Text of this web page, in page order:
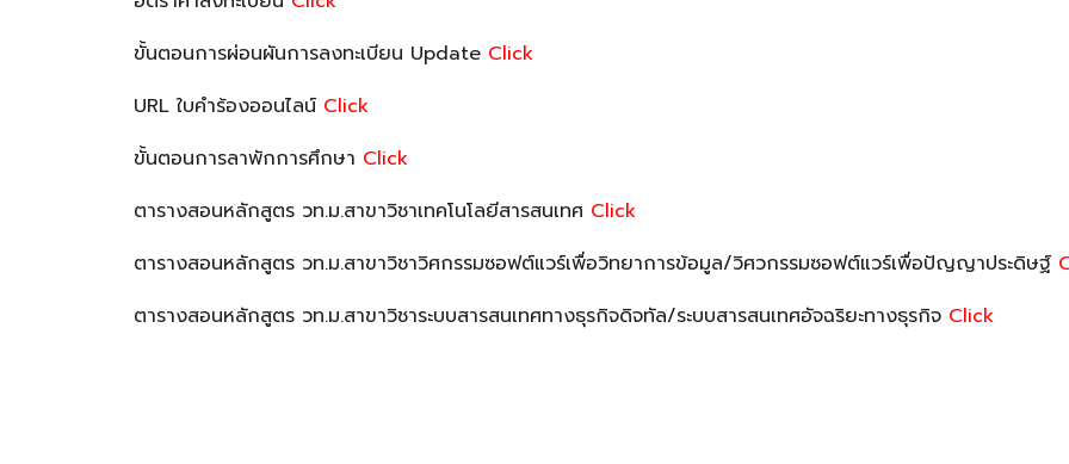
ขั้นตอนการผ่อนผันการลงทะเบียน Update Click
URL ใบคำร้องออนไลน์ Click
ขั้นตอนการลาพักการศึกษา Click
ตารางสอนหลักสูตร วท.ม.สาขาวิชาเทคโนโลยีสารสนเทศ Click
ตารางสอนหลักสูตร วท.ม.สาขาวิชาวิศกรรมซอฟต์แวร์เพื่อวิทยาการข้อมูล/วิศวกรรมซอฟต์แวร์เพื่อปัญญาประดิษฐ์
ตารางสอนหลักสูตร วท.ม.สาขาวิชาระบบสารสนเทศทางธุรกิจดิจทัล/ระบบสารสนเทศอัจฉริยะทางธุรกิจ Click